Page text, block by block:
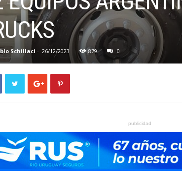
Schillaci - 26/12/2023 879 0
publicidad